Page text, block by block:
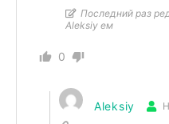
Последний раз
Aleksiy ем
0
Aleksiy